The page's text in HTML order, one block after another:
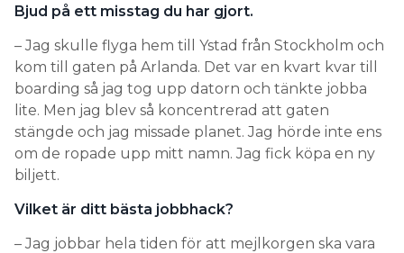
Bjud på ett misstag du har gjort.
– Jag skulle flyga hem till Ystad från Stockholm och
kom till gaten på Arlanda. Det var en kvart kvar till
boarding så jag tog upp datorn och tänkte jobba
lite. Men jag blev så koncentrerad att gaten
stängde och jag missade planet. Jag hörde inte ens
om de ropade upp mitt namn. Jag fick köpa en ny
biljett.
Vilket är ditt bästa jobbhack?
– Jag jobbar hela tiden för att mejlkorgen ska vara